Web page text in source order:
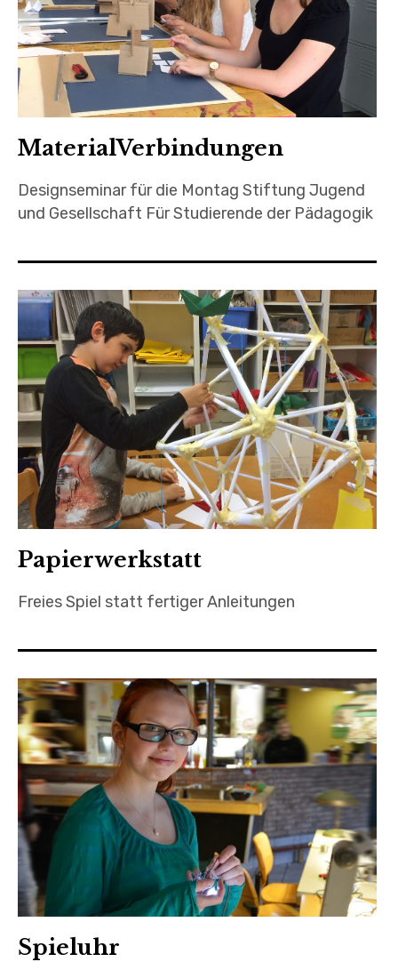
MaterialVerbindungen
Designseminar für die Montag Stiftung Jugend
und Gesellschaft Für Studierende der Pädagogik
Papierwerkstatt
Freies Spiel statt fertiger Anleitungen
Spieluhr